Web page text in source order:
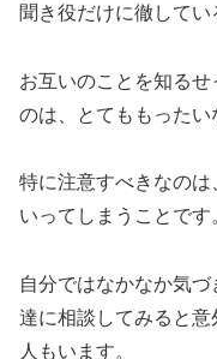
聞き役だけに徹してい
お互いのことを知る
のは、とてももったい
特に注意すべきなの
いってしまうことです
自分ではなかなか気
達に相談してみると
人もいます。